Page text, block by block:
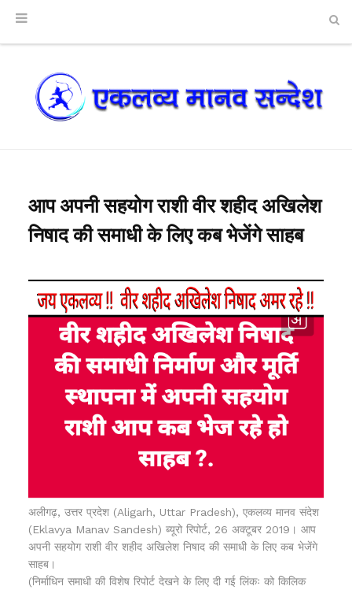
आप अपनी सहयोग राशी वीर शहीद अखिलेश
निषाद की समाधी के लिए कब भेजेंगे साहब
अलीगढ़, उत्तर प्रदेश (Aligarh, Uttar Pradesh), एकलव्य मानव संदेश
(Eklavya Manav Sandesh) ब्यूरो रिपोर्ट, 26 अक्टूबर 2019। आप
अपनी सहयोग राशी वीर शहीद अखिलेश निषाद की समाधी के लिए कब भेजेंगे
साहब।
(निर्माधिन समाधी की विशेष रिपोर्ट देखने के लिए दी गई लिंकः को किलिक